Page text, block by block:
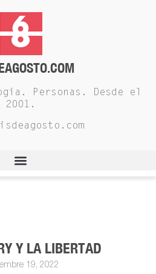
Personas. Desde el
2001.
Y LA LIBERTAD
19, 2022